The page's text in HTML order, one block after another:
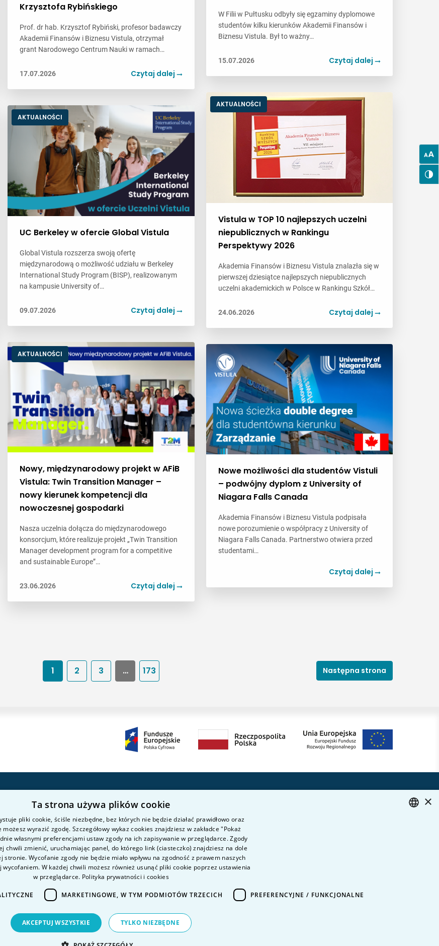
Krzysztofa Rybińskiego
Prof. dr hab. Krzysztof Rybiński, profesor badawczy
Akademii Finansów i Biznesu Vistula, otrzymał
grant Narodowego Centrum Nauki w ramach…
17.07.2026 Czytaj dalej
W Filii w Pułtusku odbyły się egzaminy dyplomowe
studentów kilku kierunków Akademii Finansów i
Biznesu Vistula. Był to ważny…
15.07.2026 Czytaj dalej
AKTUALNOŚCI
UC Berkeley w ofercie Global Vistula
Global Vistula rozszerza swoją ofertę
międzynarodową o możliwość udziału w Berkeley
International Study Program (BISP), realizowanym
na kampusie University of…
09.07.2026 Czytaj dalej
AKTUALNOŚCI
Vistula w TOP 10 najlepszych uczelni
niepublicznych w Rankingu
Perspektywy 2026
Akademia Finansów i Biznesu Vistula znalazła się w
pierwszej dziesiątce najlepszych niepublicznych
uczelni akademickich w Polsce w Rankingu Szkół…
24.06.2026 Czytaj dalej
AKTUALNOŚCI
Nowy, międzynarodowy projekt w AFiB
Vistula: Twin Transition Manager –
nowy kierunek kompetencji dla
nowoczesnej gospodarki
Nasza uczelnia dołącza do międzynarodowego
konsorcjum, które realizuje projekt „Twin Transition
Manager development program for a competitive
and sustainable Europe”…
23.06.2026 Czytaj dalej
Nowe możliwości dla studentów Vistuli
– podwójny dyplom z University of
Niagara Falls Canada
Akademia Finansów i Biznesu Vistula podpisała
nowe porozumienie o współpracy z University of
Niagara Falls Canada. Partnerstwo otwiera przed
studentami…
Czytaj dalej
1 2 3 … 173 Następna strona
Kandydat
Student
Intranet
Kariera na uczelni
Polityka prywatności
Dane Osobowe
Deklaracja dostępności
×
Ta strona używa plików cookie
pliki cookie, ściśle niezbędne, bez których nie będzie działać prawidłowo oraz
wyrazić zgodę. Szczegółowy wykaz cookies znajdziesz w zakładce "Pokaż
własnymi preferencjami ustaw zgody na ich zapisywanie w przeglądarce. Zgody
chwili zmienić, uruchamiając panel, do którego link (ciasteczko) znajdziesz na dole
stronie. Wycofanie zgody nie będzie miało wpływu na zgodność z prawem naszych
wycofaniem. W każdej chwili możesz również usunąć pliki cookie poprzez ustawienia
w przeglądarce. Polityka prywatności i cookies
MARKETINGOWE, W TYM PODMIOTÓW TRZECICH PREFERENCYJNE / FUNKCJONALNE
AKCEPTUJ WSZYSTKIE TYLKO NIEZBĘDNE